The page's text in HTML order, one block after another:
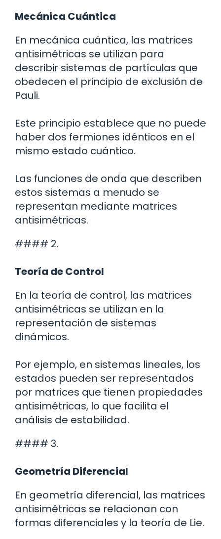
Mecánica Cuántica
En mecánica cuántica, las matrices
antisimétricas se utilizan para
describir sistemas de partículas que
obedecen el principio de exclusión de
Pauli.
Este principio establece que no puede
haber dos fermiones idénticos en el
mismo estado cuántico.
Las funciones de onda que describen
estos sistemas a menudo se
representan mediante matrices
antisimétricas.
#### 2.
Teoría de Control
En la teoría de control, las matrices
antisimétricas se utilizan en la
representación de sistemas
dinámicos.
Por ejemplo, en sistemas lineales, los
estados pueden ser representados
por matrices que tienen propiedades
antisimétricas, lo que facilita el
análisis de estabilidad.
#### 3.
Geometría Diferencial
En geometría diferencial, las matrices
antisimétricas se relacionan con
formas diferenciales y la teoría de Lie.